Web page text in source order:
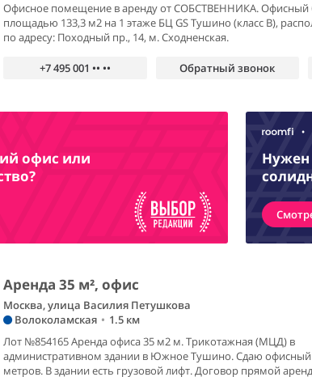
Офисное помещение в аренду от СОБСТВЕННИКА. Офисный
площадью 133,3 м2 на 1 этаже БЦ GS Тушино (класс В),
по адресу: Походный пр., 14, м. Сходненская.
+7 495 001 •• •• Обратный звонок
офис или
•
Нужен
Аренда 35 м², офис
Москва, улица Василия Петушкова
Волоколамская • 1.5 км
Лот №854165 Аренда офиса 35 м2 м. Трикотажная (МЦД) в
административном здании в Южное Тушино. Сдаю офисный
метров. В здании есть грузовой лифт. Договор прямой